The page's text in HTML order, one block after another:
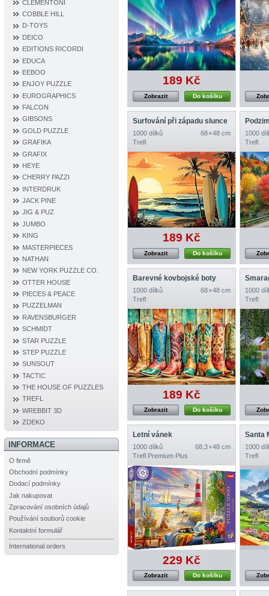
CLEMENTONI
COBBLE HILL
D‐TOYS
DEICO
EDITIONS RICORDI
EDUCA
EEBOO
ENJOY PUZZLE
EUROGRAPHICS
FALCON
GIBSONS
GOLD PUZZLE
GRAFIKA
GRAFIX
HEYE
CHERRY PAZZI
INTERDRUK
JACK PINE
JIG & PUZ
JUMBO
KING
MASTERPIECES
NATHAN
NEW YORK PUZZLE CO.
OTTER HOUSE
PIECES & PEACE
PUZZELMAN
RAVENSBURGER
SCHMIDT
STAR PUZZLE
STEP PUZZLE
SUNSOUT
TACTIC
THE HOUSE OF PUZZLES
TREFL
WREBBIT 3D
ZDEKO
INFORMACE
O firmě
Obchodní podmínky
Dodací podmínky
Jak nakupovat
Zpracování osobních údajů
Používání souborů cookie
Kontaktní formulář
International orders
189 Kč
Do košíku
Zobrazit
Surfování při západu slunce
1000 dílků
68 × 48 cm
Trefl
189 Kč
Do košíku
Zobrazit
1000
Trefl
Barevné kovbojské boty
1000 dílků
68 × 48 cm
Trefl
189 Kč
Do košíku
Zobrazit
1000
Trefl
Letní vánek
1000 dílků
68,3 × 48 cm
Trefl Premium Plus
229 Kč
Do košíku
Zobrazit
1000
Trefl